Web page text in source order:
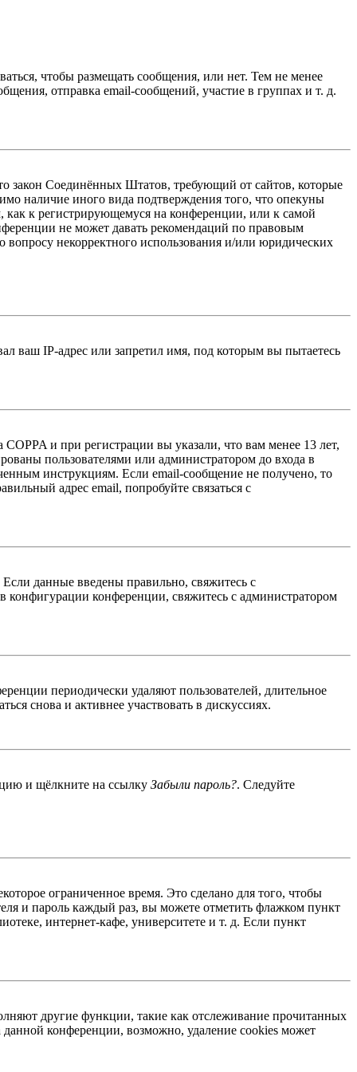
чтобы размещать сообщения, или нет. Тем не менее
отправка email-сообщений, участие в группах и т. д.
закон Соединённых Штатов, требующий от сайтов, которые
наличие иного вида подтверждения того, что опекуны
к регистрирующемуся на конференции, или к самой
не может давать рекомендаций по правовым
некорректного использования и/или юридических
ваш IP-адрес или запретил имя, под которым вы пытаетесь
и при регистрации вы указали, что вам менее 13 лет,
пользователями или администратором до входа в
инструкциям. Если email-сообщение не получено, то
адрес email, попробуйте связаться с
данные введены правильно, свяжитесь с
конференции, свяжитесь с администратором
периодически удаляют пользователей, длительное
снова и активнее участвовать в дискуссиях.
и щёлкните на ссылку Забыли пароль?. Следуйте
ограниченное время. Это сделано для того, чтобы
и пароль каждый раз, вы можете отметить флажком пункт
интернет-кафе, университете и т. д. Если пункт
другие функции, такие как отслеживание прочитанных
конференции, возможно, удаление cookies может